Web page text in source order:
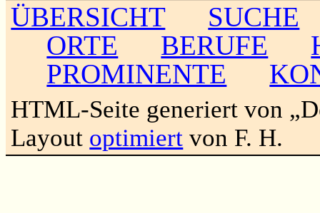
ÜBERSICHT
SUCHE
ORTE
BERUFE
PROMINENTE
HTML-Seite generiert von
Layout optimiert von F. H.